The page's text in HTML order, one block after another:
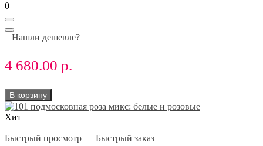
0
Нашли дешевле?
4 680.00 р.
В корзину
Хит
Быстрый просмотр Быстрый заказ